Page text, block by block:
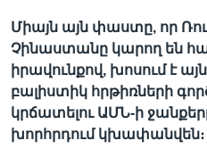
Միայն այն փաստը, որ
Չինաստանը կարող են
իրավունքով, խոսում է
բալիստիկ հրթիռների
կրճատելու ԱՄՆ-ի
խորհրդում կխափանվեն։